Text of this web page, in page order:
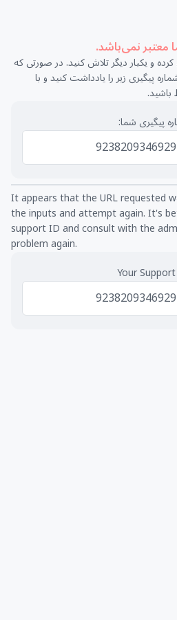
معتبر نمی‌باشد.
و یکبار دیگر تلاش کنید. در صورتی که
پیگیری زیر را یادداشت کنید و با
باشید.
پیگیری شما:
It appears that the URL requested
the inputs and attempt again. It's
support ID and consult with the
problem again.
Your